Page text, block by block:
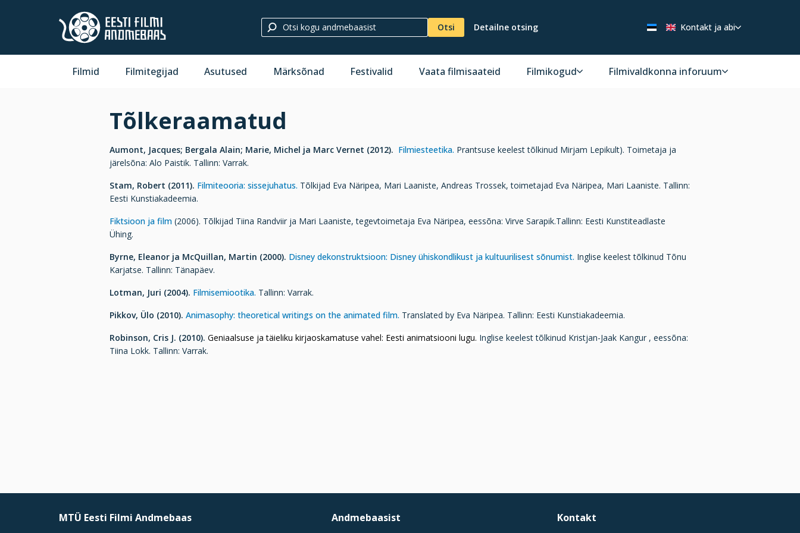
Otsi Detailne otsing Kontakt ja abi
Filmid Filmitegijad Asutused Märksõnad Festivalid Vaata filmisaateid Filmikogud Filmivaldkonna inforuum
Tõlkeraamatud
Aumont, Jacques; Bergala Alain; Marie, Michel ja Marc Vernet (2012). Filmiesteetika. Prantsuse keelest tõlkinud Mirjam Lepikult). Toimetaja ja
järelsõna: Alo Paistik. Tallinn: Varrak.
Stam, Robert (2011). Filmiteooria: sissejuhatus. Tõlkijad Eva Näripea, Mari Laaniste, Andreas Trossek, toimetajad Eva Näripea, Mari Laaniste. Tallinn:
Eesti Kunstiakadeemia.
Fiktsioon ja film (2006). Tõlkijad Tiina Randviir ja Mari Laaniste, tegevtoimetaja Eva Näripea, eessõna: Virve Sarapik.Tallinn: Eesti Kunstiteadlaste
Ühing.
Byrne, Eleanor ja McQuillan, Martin (2000). Disney dekonstruktsioon: Disney ühiskondlikust ja kultuurilisest sõnumist. Inglise keelest tõlkinud Tõnu
Karjatse. Tallinn: Tänapäev.
Lotman, Juri (2004). Filmisemiootika. Tallinn: Varrak.
Pikkov, Ülo (2010). Animasophy: theoretical writings on the animated film. Translated by Eva Näripea. Tallinn: Eesti Kunstiakadeemia.
Robinson, Cris J. (2010). Geniaalsuse ja täieliku kirjaoskamatuse vahel: Eesti animatsiooni lugu. Inglise keelest tõlkinud Kristjan-Jaak Kangur , eessõna:
Tiina Lokk. Tallinn: Varrak.
MTÜ Eesti Filmi Andmebaas Andmebaasist Kontakt